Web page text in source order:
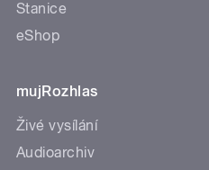
Stanice
eShop
mujRozhlas
Živé vysílání
Audioarchiv